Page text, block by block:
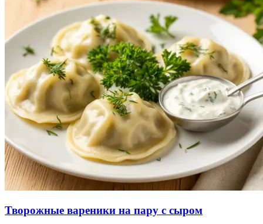
Творожные вареники на пару с сыром